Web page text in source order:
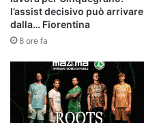
l’assist decisivo può arrivare
dalla… Fiorentina
8 ore fa